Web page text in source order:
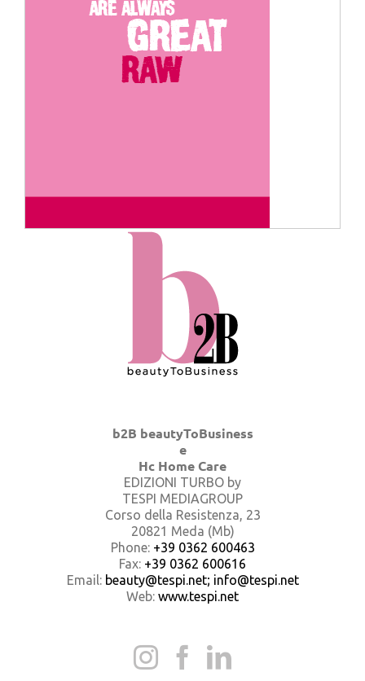
b2B beautyToBusiness
e
Hc Home Care
EDIZIONI TURBO by
TESPI MEDIAGROUP
Corso della Resistenza, 23
20821 Meda (Mb)
Phone: +39 0362 600463
Fax: +39 0362 600616
Email: beauty@tespi.net; info@tespi.net
Web: www.tespi.net